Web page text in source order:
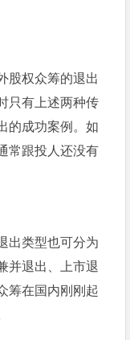
股权众筹的退出
只有上述两种传
的成功案例。如
常跟投人还没有
出类型也可分为
并退出、上市退
筹在国内刚刚起